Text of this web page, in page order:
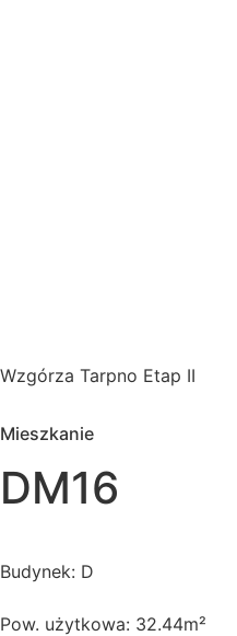
Wzgórza Tarpno Etap II
Mieszkanie
DM16
Budynek: D
Pow. użytkowa: 32.44m²